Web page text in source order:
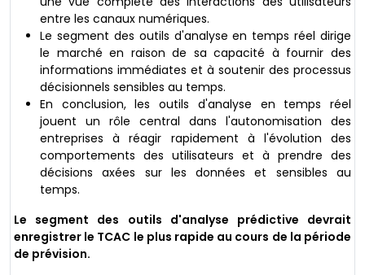
entre les canaux numériques.
Le segment des outils d'analyse en temps réel dirige
le marché en raison de sa capacité à fournir des
informations immédiates et à soutenir des processus
décisionnels sensibles au temps.
En conclusion, les outils d'analyse en temps réel
jouent un rôle central dans l'autonomisation des
entreprises à réagir rapidement à l'évolution des
comportements des utilisateurs et à prendre des
décisions axées sur les données et sensibles au
temps.
Le segment des outils d'analyse prédictive devrait
enregistrer le TCAC le plus rapide au cours de la période
de prévision.